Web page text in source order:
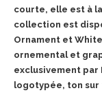
courte, elle est à
collection est
Ornament et
ornemental et
exclusivement
logotypée, ton sur